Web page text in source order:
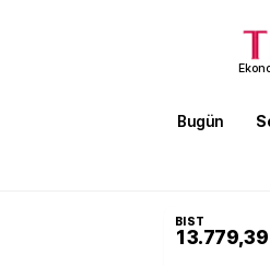
Bugün
BIST
13.779,39